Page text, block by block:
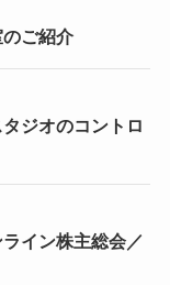
のご紹介
タジオのコントロ
ライン株主総会／